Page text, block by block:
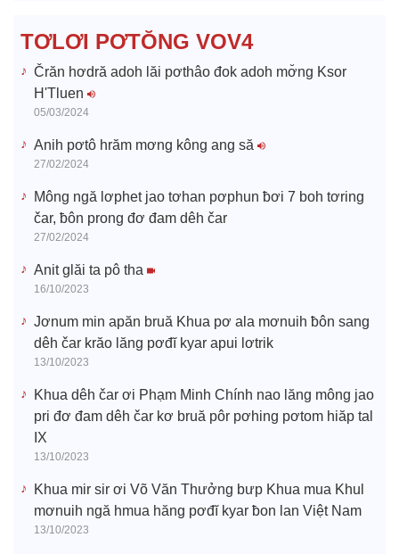
e
TƠLƠI PƠTŎNG VOV4
Črăn hơdră adoh lăi pơthâo đok adoh mơ̆ng Ksor
H'Tluen
05/03/2024
Anih pơtô hrăm mơng kông ang să
27/02/2024
Mông ngă lơphet jao tơhan pơphun ƀơi 7 boh tơring
čar, ƀôn prong đơ đam dêh čar
27/02/2024
Anit glăi ta pô tha
16/10/2023
Jơnum min apăn bruă Khua pơ ala mơnuih ƀôn sang
dêh čar krăo lăng pơđĭ kyar apui lơtrik
13/10/2023
Khua dêh čar ơi Phạm Minh Chính nao lăng mông jao
pri đơ đam dêh čar kơ bruă pôr pơhing pơtom hiăp tal
IX
13/10/2023
Khua mir sir ơi Võ Văn Thưởng bưp Khua mua Khul
mơnuih ngă hmua hăng pơđĭ kyar ƀon lan Việt Nam
13/10/2023